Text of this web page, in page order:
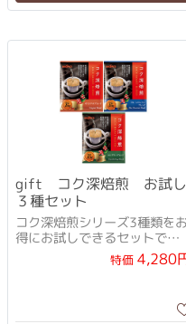
gift コク深焙煎 お試し
３種セット
コク深焙煎シリーズ3種類を
得にお試しできるセットで
特価4,280